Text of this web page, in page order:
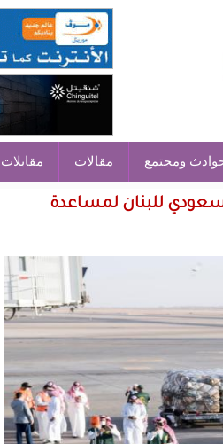
ومجتمع مقالات مقابلات
للبنان لمساعدة